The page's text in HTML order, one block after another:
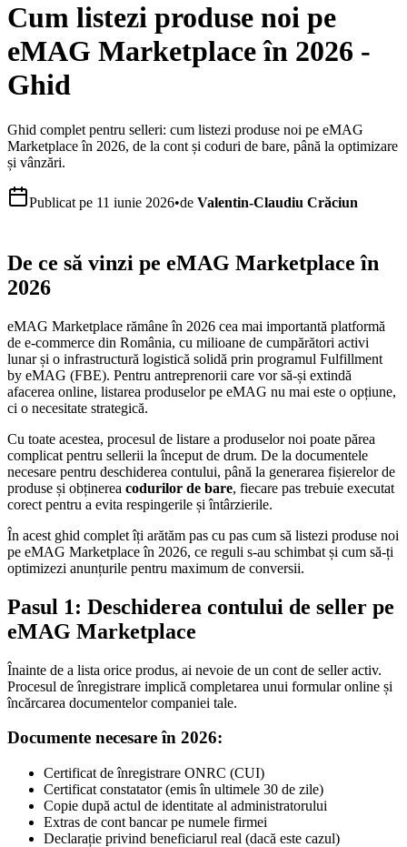
Cum listezi produse noi pe
eMAG Marketplace în 2026 -
Ghid
Ghid complet pentru selleri: cum listezi produse noi pe eMAG
Marketplace în 2026, de la cont și coduri de bare, până la optimizare
și vânzări.
Publicat pe 11 iunie 2026•de Valentin-Claudiu Crăciun
De ce să vinzi pe eMAG Marketplace în
2026
eMAG Marketplace rămâne în 2026 cea mai importantă platformă
de e-commerce din România, cu milioane de cumpărători activi
lunar și o infrastructură logistică solidă prin programul Fulfillment
by eMAG (FBE). Pentru antreprenorii care vor să-și extindă
afacerea online, listarea produselor pe eMAG nu mai este o opțiune,
ci o necesitate strategică.
Cu toate acestea, procesul de listare a produselor noi poate părea
complicat pentru sellerii la început de drum. De la documentele
necesare pentru deschiderea contului, până la generarea fișierelor de
produse și obținerea codurilor de bare, fiecare pas trebuie executat
corect pentru a evita respingerile și întârzierile.
În acest ghid complet îți arătăm pas cu pas cum să listezi produse noi
pe eMAG Marketplace în 2026, ce reguli s-au schimbat și cum să-ți
optimizezi anunțurile pentru maximum de conversii.
Pasul 1: Deschiderea contului de seller pe
eMAG Marketplace
Înainte de a lista orice produs, ai nevoie de un cont de seller activ.
Procesul de înregistrare implică completarea unui formular online și
încărcarea documentelor companiei tale.
Documente necesare în 2026:
Certificat de înregistrare ONRC (CUI)
Certificat constatator (emis în ultimele 30 de zile)
Copie după actul de identitate al administratorului
Extras de cont bancar pe numele firmei
Declarație privind beneficiarul real (dacă este cazul)